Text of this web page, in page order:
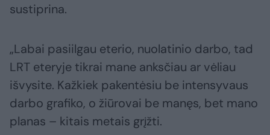
sustiprina.
„Labai pasiilgau eterio, nuolatinio darbo, tad
LRT eteryje tikrai mane anksčiau ar vėliau
išvysite. Kažkiek pakentėsiu be intensyvaus
darbo grafiko, o žiūrovai be manęs, bet mano
planas – kitais metais grįžti.